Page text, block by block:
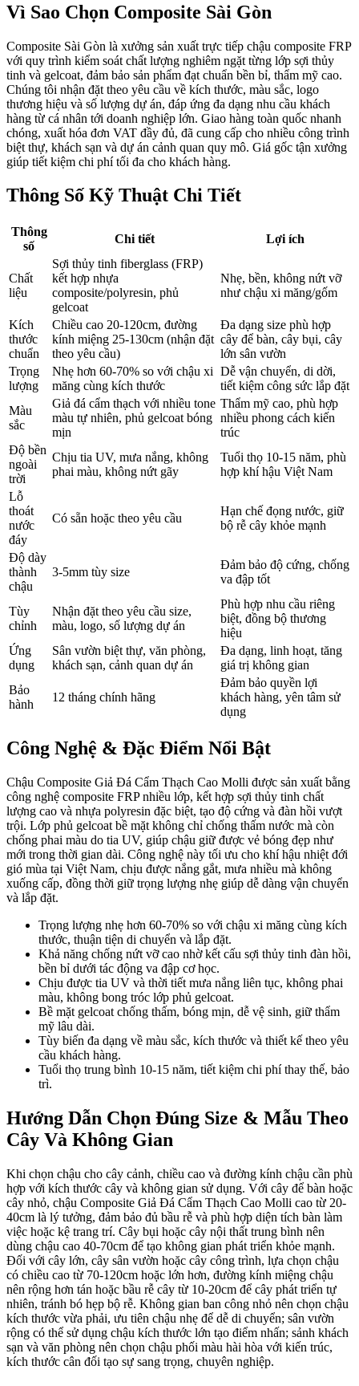
Vì Sao Chọn Composite Sài Gòn
Composite Sài Gòn là xưởng sản xuất trực tiếp chậu composite FRP
với quy trình kiểm soát chất lượng nghiêm ngặt từng lớp sợi thủy
tinh và gelcoat, đảm bảo sản phẩm đạt chuẩn bền bỉ, thẩm mỹ cao.
Chúng tôi nhận đặt theo yêu cầu về kích thước, màu sắc, logo
thương hiệu và số lượng dự án, đáp ứng đa dạng nhu cầu khách
hàng từ cá nhân tới doanh nghiệp lớn. Giao hàng toàn quốc nhanh
chóng, xuất hóa đơn VAT đầy đủ, đã cung cấp cho nhiều công trình
biệt thự, khách sạn và dự án cảnh quan quy mô. Giá gốc tận xưởng
giúp tiết kiệm chi phí tối đa cho khách hàng.
Thông Số Kỹ Thuật Chi Tiết
Thông
số
Chi tiết Lợi ích
Chất
liệu
Sợi thủy tinh fiberglass (FRP)
kết hợp nhựa
composite/polyresin, phủ
gelcoat
Nhẹ, bền, không nứt vỡ
như chậu xi măng/gốm
Kích
thước
chuẩn
Chiều cao 20-120cm, đường
kính miệng 25-130cm (nhận đặt
theo yêu cầu)
Đa dạng size phù hợp
cây để bàn, cây bụi, cây
lớn sân vườn
Trọng
lượng
Nhẹ hơn 60-70% so với chậu xi
măng cùng kích thước
Dễ vận chuyển, di dời,
tiết kiệm công sức lắp đặt
Màu
sắc
Giả đá cẩm thạch với nhiều tone
màu tự nhiên, phủ gelcoat bóng
mịn
Thẩm mỹ cao, phù hợp
nhiều phong cách kiến
trúc
Độ bền
ngoài
trời
Chịu tia UV, mưa nắng, không
phai màu, không nứt gãy
Tuổi thọ 10-15 năm, phù
hợp khí hậu Việt Nam
Lỗ
thoát
nước
đáy
Có sẵn hoặc theo yêu cầu
Hạn chế đọng nước, giữ
bộ rễ cây khỏe mạnh
Độ dày
thành
chậu
3-5mm tùy size
Đảm bảo độ cứng, chống
va đập tốt
Tùy
chỉnh
Nhận đặt theo yêu cầu size,
màu, logo, số lượng dự án
Phù hợp nhu cầu riêng
biệt, đồng bộ thương
hiệu
Ứng
dụng
Sân vườn biệt thự, văn phòng,
khách sạn, cảnh quan dự án
Đa dạng, linh hoạt, tăng
giá trị không gian
Bảo
hành
12 tháng chính hãng
Đảm bảo quyền lợi
khách hàng, yên tâm sử
dụng
Công Nghệ & Đặc Điểm Nổi Bật
Chậu Composite Giả Đá Cẩm Thạch Cao Molli được sản xuất bằng
công nghệ composite FRP nhiều lớp, kết hợp sợi thủy tinh chất
lượng cao và nhựa polyresin đặc biệt, tạo độ cứng và đàn hồi vượt
trội. Lớp phủ gelcoat bề mặt không chỉ chống thấm nước mà còn
chống phai màu do tia UV, giúp chậu giữ được vẻ bóng đẹp như
mới trong thời gian dài. Công nghệ này tối ưu cho khí hậu nhiệt đới
gió mùa tại Việt Nam, chịu được nắng gắt, mưa nhiều mà không
xuống cấp, đồng thời giữ trọng lượng nhẹ giúp dễ dàng vận chuyển
và lắp đặt.
Trọng lượng nhẹ hơn 60-70% so với chậu xi măng cùng kích
thước, thuận tiện di chuyển và lắp đặt.
Khả năng chống nứt vỡ cao nhờ kết cấu sợi thủy tinh đàn hồi,
bền bỉ dưới tác động va đập cơ học.
Chịu được tia UV và thời tiết mưa nắng liên tục, không phai
màu, không bong tróc lớp phủ gelcoat.
Bề mặt gelcoat chống thấm, bóng mịn, dễ vệ sinh, giữ thẩm
mỹ lâu dài.
Tùy biến đa dạng về màu sắc, kích thước và thiết kế theo yêu
cầu khách hàng.
Tuổi thọ trung bình 10-15 năm, tiết kiệm chi phí thay thế, bảo
trì.
Hướng Dẫn Chọn Đúng Size & Mẫu Theo
Cây Và Không Gian
Khi chọn chậu cho cây cảnh, chiều cao và đường kính chậu cần phù
hợp với kích thước cây và không gian sử dụng. Với cây để bàn hoặc
cây nhỏ, chậu Composite Giả Đá Cẩm Thạch Cao Molli cao từ 20-
40cm là lý tưởng, đảm bảo đủ bầu rễ và phù hợp diện tích bàn làm
việc hoặc kệ trang trí. Cây bụi hoặc cây nội thất trung bình nên
dùng chậu cao 40-70cm để tạo không gian phát triển khỏe mạnh.
Đối với cây lớn, cây sân vườn hoặc cây công trình, lựa chọn chậu
có chiều cao từ 70-120cm hoặc lớn hơn, đường kính miệng chậu
nên rộng hơn tán hoặc bầu rễ cây từ 10-20cm để cây phát triển tự
nhiên, tránh bó hẹp bộ rễ. Không gian ban công nhỏ nên chọn chậu
kích thước vừa phải, ưu tiên chậu nhẹ để dễ di chuyển; sân vườn
rộng có thể sử dụng chậu kích thước lớn tạo điểm nhấn; sảnh khách
sạn và văn phòng nên chọn chậu phối màu hài hòa với kiến trúc,
kích thước cân đối tạo sự sang trọng, chuyên nghiệp.